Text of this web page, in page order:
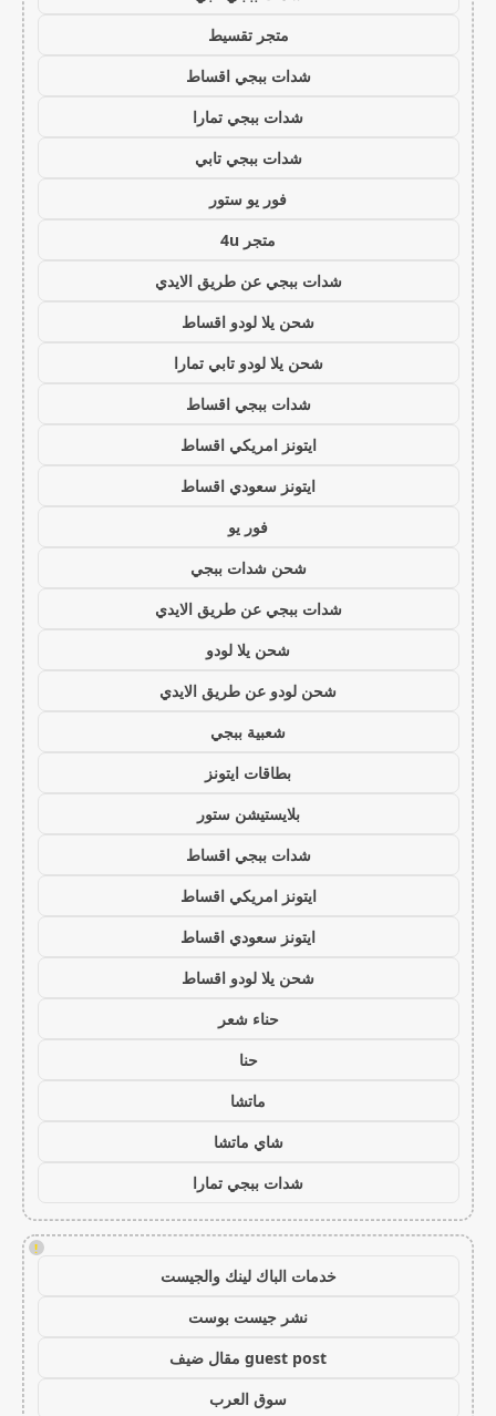
متجر تقسيط
شدات ببجي اقساط
شدات ببجي تمارا
شدات ببجي تابي
فور يو ستور
متجر 4u
شدات ببجي عن طريق الايدي
شحن يلا لودو اقساط
شحن يلا لودو تابي تمارا
شدات ببجي اقساط
ايتونز امريكي اقساط
ايتونز سعودي اقساط
فور يو
شحن شدات ببجي
شدات ببجي عن طريق الايدي
شحن يلا لودو
شحن لودو عن طريق الايدي
شعبية ببجي
بطاقات ايتونز
بلايستيشن ستور
شدات ببجي اقساط
ايتونز امريكي اقساط
ايتونز سعودي اقساط
شحن يلا لودو اقساط
حناء شعر
حنا
ماتشا
شاي ماتشا
شدات ببجي تمارا
!
خدمات الباك لينك والجيست
نشر جيست بوست
guest post مقال ضيف
سوق العرب